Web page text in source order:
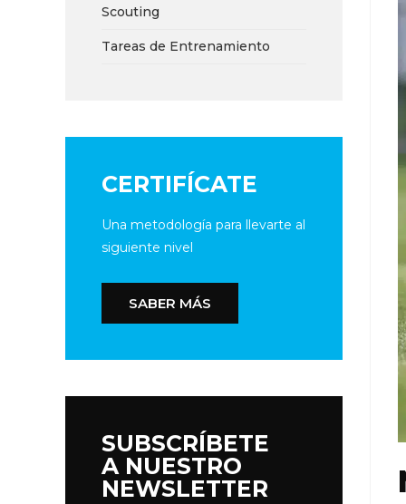
Scouting
Tareas de Entrenamiento
CERTIFÍCATE
Una metodología para llevarte al
siguiente nivel
SABER MÁS
SUBSCRÍBETE
A NUESTRO
NEWSLETTER